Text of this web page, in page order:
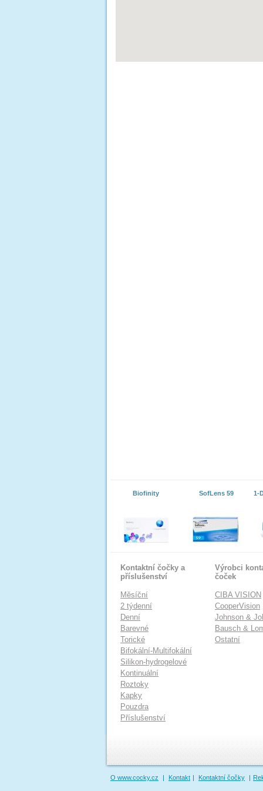
Biofinity SofLens 59 1-
Kontaktní čočky a
příslušenství
Měsíční
2 týdenní
Denní
Barevné
Torické
Bifokální-Multifokální
Silikon-hydrogelové
Kontinuální
Roztoky
Kapky
Pouzdra
Příslušenství
Výrobci
čoček
CIBA VISION
CooperVision
Johnson &
Bausch &
Ostatní
O www.cocky.cz | Kontakt | Kontaktní čočky |